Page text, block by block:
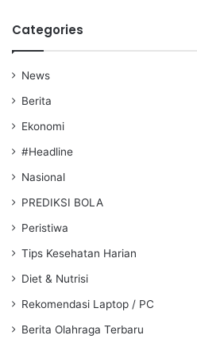
Categories
News
Berita
Ekonomi
#Headline
Nasional
PREDIKSI BOLA
Peristiwa
Tips Kesehatan Harian
Diet & Nutrisi
Rekomendasi Laptop / PC
Berita Olahraga Terbaru